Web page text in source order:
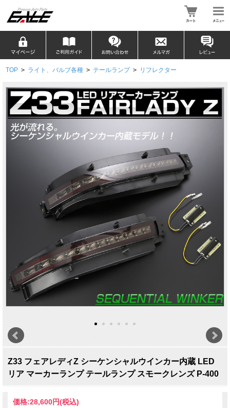
TOP > ライト、バルブ各種 > テールランプ > リフレクター
Z33 フェアレディZ シーケンシャルウインカー内蔵 LED
リア マーカーランプ テールランプ スモークレンズ P-400
価格:28,600円(税込)